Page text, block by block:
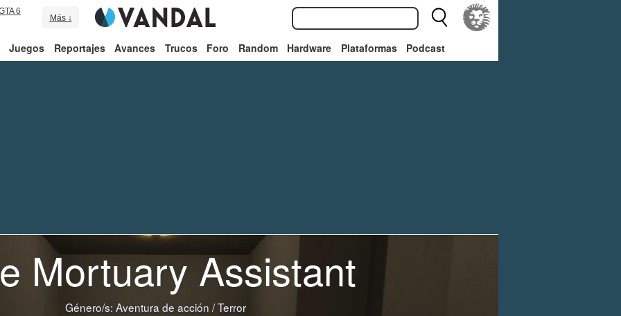
6
Más ↓
Juegos Reportajes Avances Trucos Foro Random Hardware Plataformas Podcast
Mortuary Assistant
Género/s: Aventura de acción /Terror